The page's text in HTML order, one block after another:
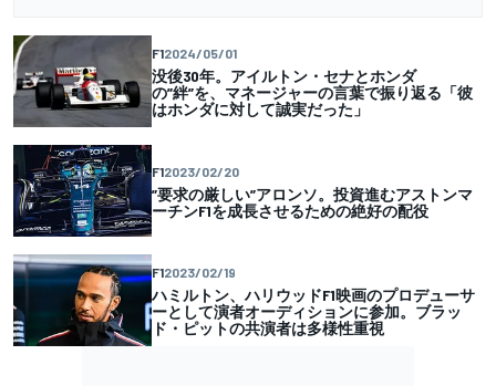
F12024/05/01
没後30年。アイルトン・セナとホンダ
の”絆”を、マネージャーの言葉で振り返る「彼
はホンダに対して誠実だった」
F12023/02/20
”要求の厳しい”アロンソ。投資進むアストンマ
ーチンF1を成長させるための絶好の配役
F12023/02/19
ハミルトン、ハリウッドF1映画のプロデューサ
ーとして演者オーディションに参加。ブラッ
ド・ピットの共演者は多様性重視